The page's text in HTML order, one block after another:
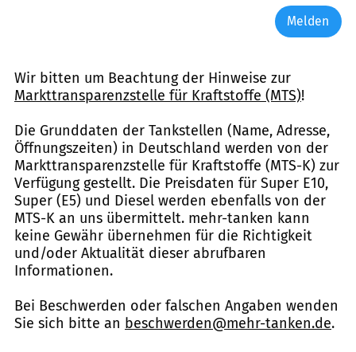
Melden
Wir bitten um Beachtung der Hinweise zur
Markttransparenzstelle für Kraftstoffe (MTS)!
Die Grunddaten der Tankstellen (Name, Adresse,
Öffnungszeiten) in Deutschland werden von der
Markttransparenzstelle für Kraftstoffe (MTS-K) zur
Verfügung gestellt. Die Preisdaten für Super E10,
Super (E5) und Diesel werden ebenfalls von der
MTS-K an uns übermittelt. mehr-tanken kann
keine Gewähr übernehmen für die Richtigkeit
und/oder Aktualität dieser abrufbaren
Informationen.
Bei Beschwerden oder falschen Angaben wenden
Sie sich bitte an beschwerden@mehr-tanken.de.